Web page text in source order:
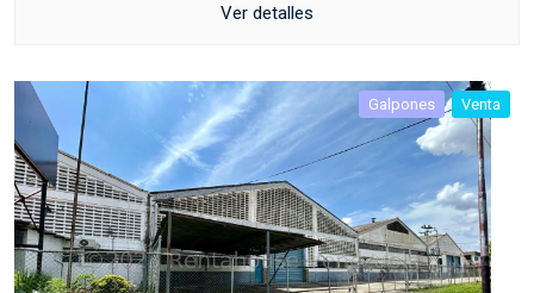
Ver detalles
Galpones Venta